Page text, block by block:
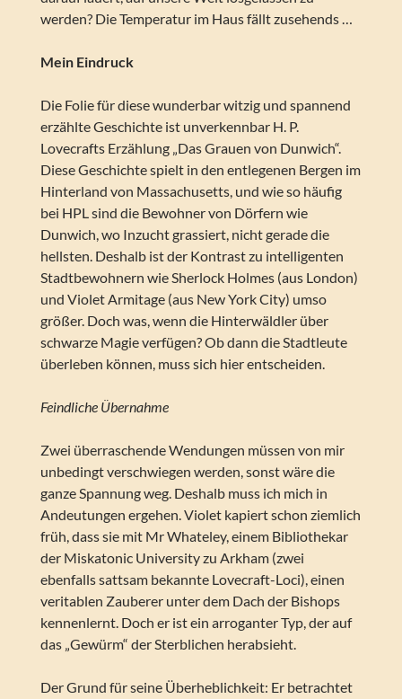
werden? Die Temperatur im Haus fällt zusehends …
Mein Eindruck
Die Folie für diese wunderbar witzig und spannend
erzählte Geschichte ist unverkennbar H. P.
Lovecrafts Erzählung „Das Grauen von Dunwich“.
Diese Geschichte spielt in den entlegenen Bergen im
Hinterland von Massachusetts, und wie so häufig
bei HPL sind die Bewohner von Dörfern wie
Dunwich, wo Inzucht grassiert, nicht gerade die
hellsten. Deshalb ist der Kontrast zu intelligenten
Stadtbewohnern wie Sherlock Holmes (aus London)
und Violet Armitage (aus New York City) umso
größer. Doch was, wenn die Hinterwäldler über
schwarze Magie verfügen? Ob dann die Stadtleute
überleben können, muss sich hier entscheiden.
Feindliche Übernahme
Zwei überraschende Wendungen müssen von mir
unbedingt verschwiegen werden, sonst wäre die
ganze Spannung weg. Deshalb muss ich mich in
Andeutungen ergehen. Violet kapiert schon ziemlich
früh, dass sie mit Mr Whateley, einem Bibliothekar
der Miskatonic University zu Arkham (zwei
ebenfalls sattsam bekannte Lovecraft-Loci), einen
veritablen Zauberer unter dem Dach der Bishops
kennenlernt. Doch er ist ein arroganter Typ, der auf
das „Gewürm“ der Sterblichen herabsieht.
Der Grund für seine Überheblichkeit: Er betrachtet